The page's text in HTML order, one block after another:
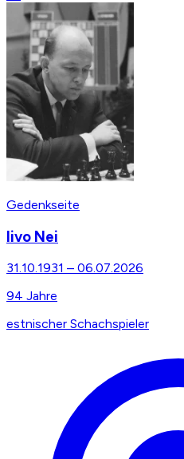
Gedenkseite
Iivo Nei
31.10.1931 – 06.07.2026
94 Jahre
estnischer Schachspieler